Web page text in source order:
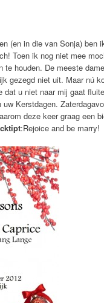
(en in die van Sonja) ben
Toen ik nog niet mee
houden. De meeste
gezegd niet uit. Maar nú
u niet naar mij gaat
Kerstdagen.
deze keer graag een
:Rejoice and be marry!